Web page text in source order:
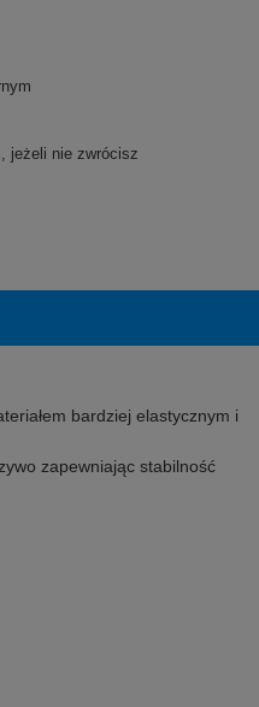
jeżeli nie zwrócisz
bardziej elastycznym i
zapewniając stabilność